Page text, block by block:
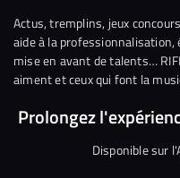
FacebookTwitter
Actus, tremplins, jeux
aide à la
mise en avant de talents…
aiment et ceux qui font la
Prolongez
Disponible sur